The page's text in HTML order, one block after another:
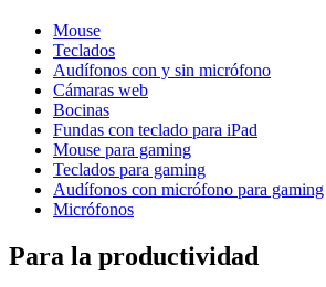
Mouse
Teclados
Audífonos con y sin micrófono
Cámaras web
Bocinas
Fundas con teclado para iPad
Mouse para gaming
Teclados para gaming
Audífonos con micrófono para gaming
Micrófonos
Para la productividad